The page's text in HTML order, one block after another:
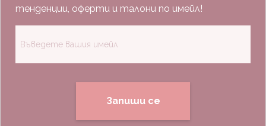
тенденции, оферти и талони по имейл!
Запиши се